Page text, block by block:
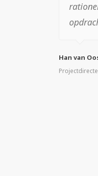
Han van
een
is.